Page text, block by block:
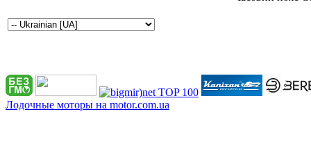
Лодочные моторы на motor.com.ua